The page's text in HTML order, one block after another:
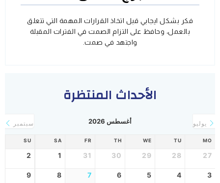
فكر بشكل ايجابي قبل اتخاذ القرارات المهمة التي تتعلق
بالعمل، وحافظ على التزام الصمت في الفترات المقبلة
واجتهد في صمت.
الأحداث المنتظرة
يوليو أغسطس 2026 سبتمبر
MO
TU
WE
TH
FR
SA
SU
27
28
29
30
31
1
2
3
4
5
6
7
8
9